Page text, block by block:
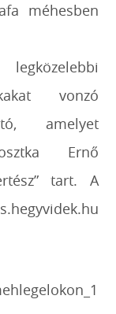
méhesben
vonzó
amelyet
Ernő
tart. A